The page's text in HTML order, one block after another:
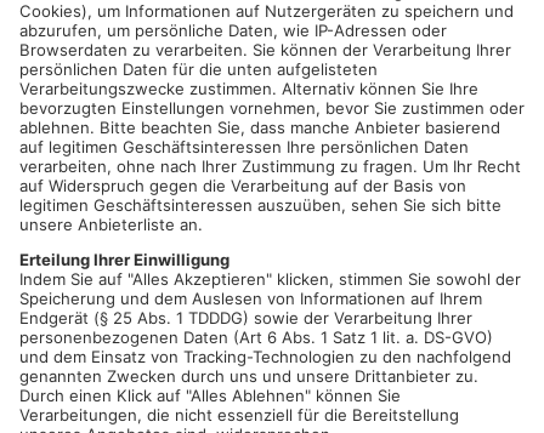
Die Arbeiten sind Teil des Verkehrsversuchs, den Hessen
Mobil gemeinsam mit der Stadt Offenbach durchführt. Dabei
wird die L 3313 von vier auf zwei Fahrspuren reduziert und ein
Radweg eingerichtet. Radfahrende können dann künftig einen
vom restlichen Verkehr abgetrennten Bereich der
Landesstraße nutzen. Um die Sicherheit zu erhöhen, wird
zwischen dem Radweg und der L3313 eine Stahlbetonwand
aufgestellt. Somit werden der Radverkehr und der Verkehr auf
der Landesstraße voneinander getrennt. Zusätzlich wird die
Markierung auf der Landesstraße an die neue Verkehrsführung
angepasst.
Für die Dauer der Vollsperrung wird eine Umleitung
eingerichtet. Deren genauer Verlauf ist dem beigefügten
Umleitungsplan zu entnehmen.
Der Verkehrsversuch, der im Rahmen des Projekts „Bike
Offenbach“ durchgeführt wird, findet als
Gemeinschaftsmaßname von Hessen Mobil und der Stadt
Offenbach statt. Ziel des Versuchs ist eine durchgehende